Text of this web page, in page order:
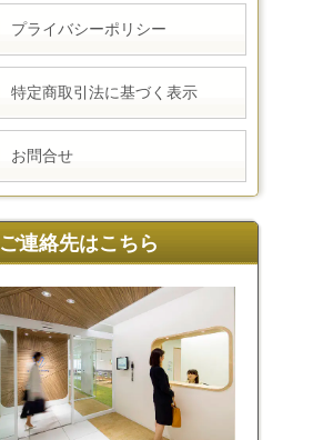
プライバシーポリシー
特定商取引法に基づく表示
お問合せ
ご連絡先はこちら